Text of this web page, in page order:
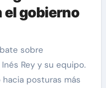
el gobierno
sobre
Rey y su equipo.
posturas más